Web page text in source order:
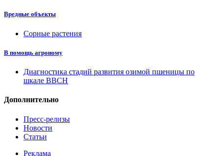
Вредные объекты
Сорные растения
В помощь агроному
Диагностика стадий развития озимой пшеницы по
шкале ВВСН
Дополнительно
Пресс-релизы
Новости
Статьи
Реклама